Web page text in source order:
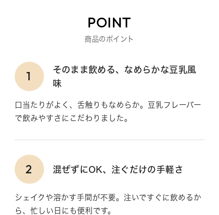
POINT
商品のポイント
1
そのまま飲める、なめらかな豆乳風
味
口当たりがよく、舌触りもなめらか。豆乳フレーバー
で飲みやすさにこだわりました。
2 混ぜずにOK、注ぐだけの手軽さ
シェイクや溶かす手間が不要。注いですぐに飲めるか
ら、忙しい日にも便利です。